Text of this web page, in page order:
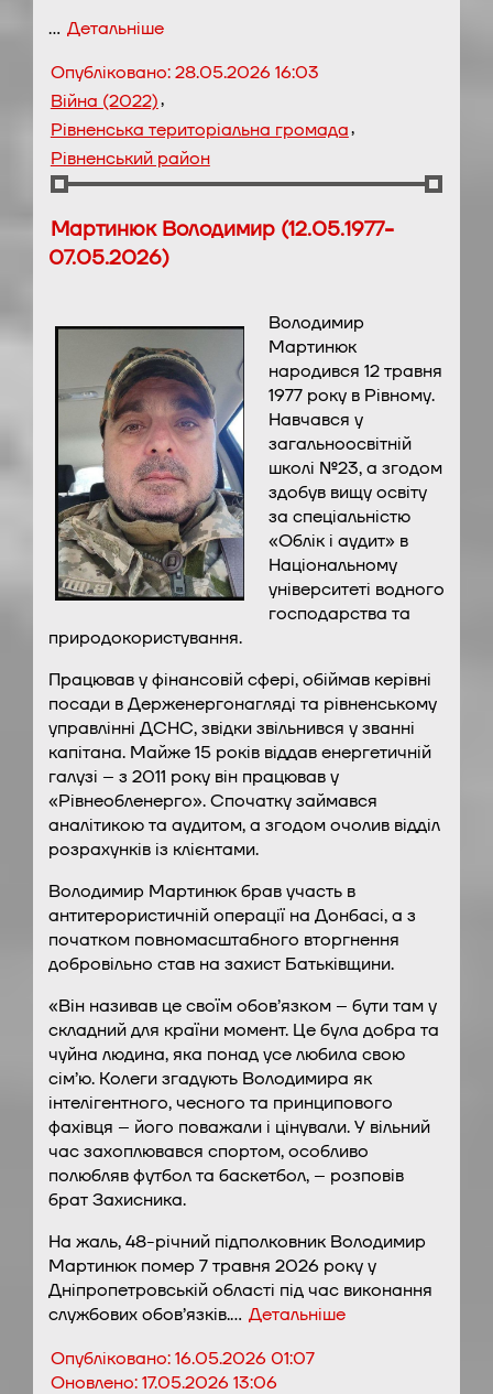
… Детальніше
Опубліковано:28.05.2026 16:03
Війна (2022),
Рівненська територіальна громада,
Рівненський район
Мартинюк Володимир (12.05.1977-
07.05.2026)
Володимир
Мартинюк
народився 12 травня
1977 року в Рівному.
Навчався у
загальноосвітній
школі №23, а згодом
здобув вищу освіту
за спеціальністю
«Облік і аудит» в
Національному
університеті водного
господарства та
природокористування.
Працював у фінансовій сфері, обіймав керівні
посади в Держенергонагляді та рівненському
управлінні ДСНС, звідки звільнився у званні
капітана. Майже 15 років віддав енергетичній
галузі – з 2011 року він працював у
«Рівнеобленерго». Спочатку займався
аналітикою та аудитом, а згодом очолив відділ
розрахунків із клієнтами.
Володимир Мартинюк брав участь в
антитерористичній операції на Донбасі, а з
початком повномасштабного вторгнення
добровільно став на захист Батьківщини.
«Він називав це своїм обов’язком – бути там у
складний для країни момент. Це була добра та
чуйна людина, яка понад усе любила свою
сім’ю. Колеги згадують Володимира як
інтелігентного, чесного та принципового
фахівця – його поважали і цінували. У вільний
час захоплювався спортом, особливо
полюбляв футбол та баскетбол, – розповів
брат Захисника.
На жаль, 48-річний підполковник Володимир
Мартинюк помер 7 травня 2026 року у
Дніпропетровській області під час виконання
службових обов’язків.… Детальніше
Опубліковано:16.05.2026 01:07
Оновлено:17.05.2026 13:06